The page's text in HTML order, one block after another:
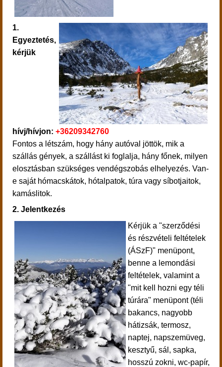
1.
Egyeztetés,
kérjük
hívj/hívjon: +36209342760
Fontos a létszám, hogy hány autóval jöttök, mik a
szállás gények, a szállást ki foglalja, hány főnek, milyen
elosztásban szükséges vendégszobás elhelyezés. Van-
e saját hómacskátok, hótalpatok, túra vagy síbotjaitok,
kamáslitok.
2. Jelentkezés
Kérjük a "szerződési
és részvételi feltételek
(ÁSzF)" menüpont,
benne a lemondási
feltételek, valamint a
"mit kell hozni egy téli
túrára" menüpont (téli
bakancs, nagyobb
hátizsák, termosz,
naptej, napszemüveg,
kesztyű, sál, sapka,
hosszú zokni, wc-papír,